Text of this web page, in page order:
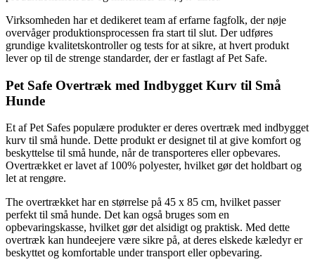
Virksomheden har et dedikeret team af erfarne fagfolk, der nøje
overvåger produktionsprocessen fra start til slut. Der udføres
grundige kvalitetskontroller og tests for at sikre, at hvert produkt
lever op til de strenge standarder, der er fastlagt af Pet Safe.
Pet Safe Overtræk med Indbygget Kurv til Små
Hunde
Et af Pet Safes populære produkter er deres overtræk med indbygget
kurv til små hunde. Dette produkt er designet til at give komfort og
beskyttelse til små hunde, når de transporteres eller opbevares.
Overtrækket er lavet af 100% polyester, hvilket gør det holdbart og
let at rengøre.
The overtrækket har en størrelse på 45 x 85 cm, hvilket passer
perfekt til små hunde. Det kan også bruges som en
opbevaringskasse, hvilket gør det alsidigt og praktisk. Med dette
overtræk kan hundeejere være sikre på, at deres elskede kæledyr er
beskyttet og komfortable under transport eller opbevaring.